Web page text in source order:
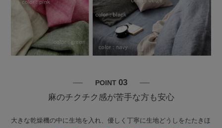
POINT 03
麻のチクチク感が苦手な方も安心
大きな乾燥機の中に生地を入れ、優しく丁寧に生地どうしをたたきほ